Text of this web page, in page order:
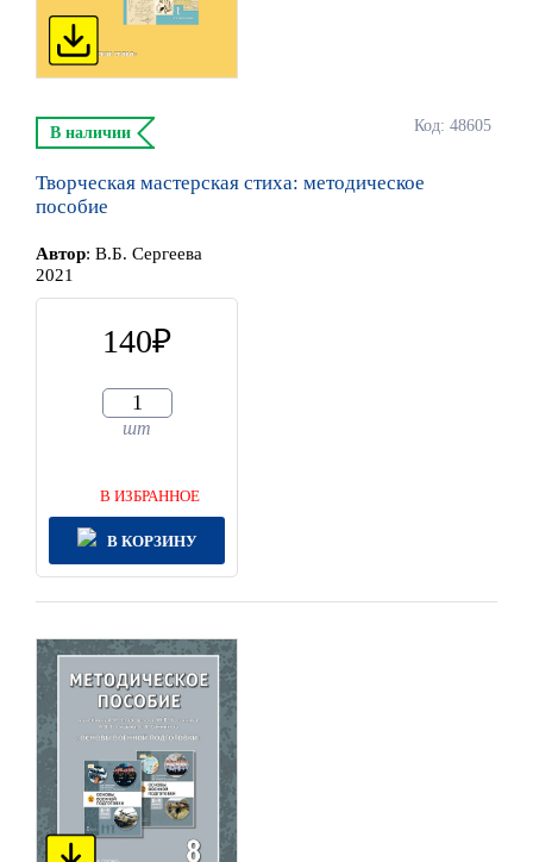
Код: 48605
В наличии
Творческая мастерская стиха: методическое
пособие
Автор: В.Б. Сергеева
2021
140
шт
В ИЗБРАННОЕ
В КОРЗИНУ